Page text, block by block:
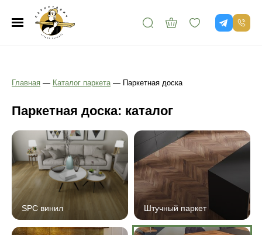
Главная — Каталог паркета — Паркетная доска
Паркетная доска: каталог
SPC винил Штучный паркет